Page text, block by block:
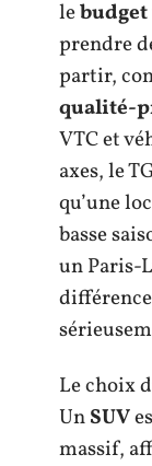
le
prendre
partir,
qualité-
VTC et
axes, le
qu’une
basse
un Paris-
Le choix
UnSUV
massif,